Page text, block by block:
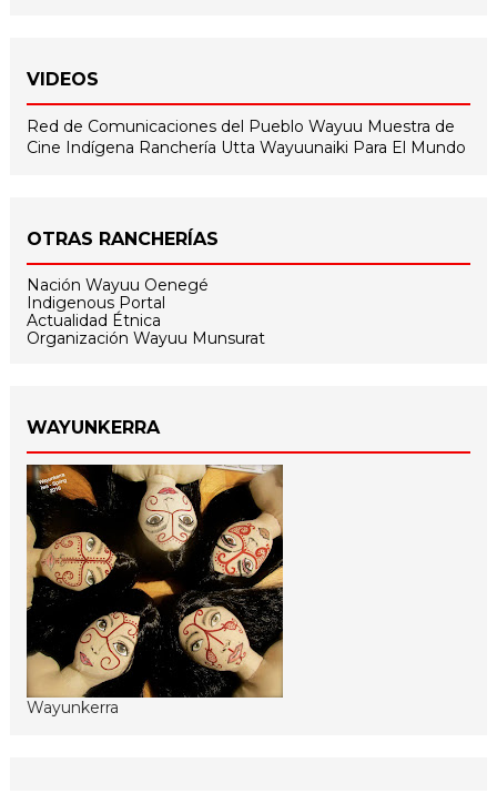
VIDEOS
Red de Comunicaciones del Pueblo Wayuu Muestra de
Cine Indígena Ranchería Utta Wayuunaiki Para El Mundo
OTRAS RANCHERÍAS
Nación Wayuu Oenegé
Indigenous Portal
Actualidad Étnica
Organización Wayuu Munsurat
WAYUNKERRA
Wayunkerra